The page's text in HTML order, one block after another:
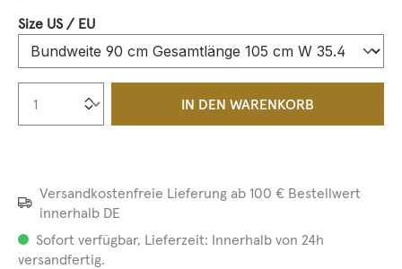
Size US / EUauswählen
Produkt Anzahl: Gib den
IN DEN WARENKORB
Versandkostenfreie Lieferung ab 100 € Bestellwert
innerhalb DE
Sofort verfügbar, Lieferzeit: Innerhalb von 24h
versandfertig.